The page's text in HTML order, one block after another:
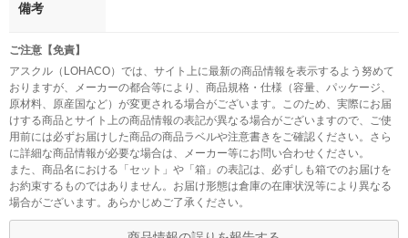
備考
ご注意【免責】
アスクル（LOHACO）では、サイト上に最新の商品情報を表示するよう努めて
おりますが、メーカーの都合等により、商品規格・仕様（容量、パッケージ、
原材料、原産国など）が変更される場合がございます。このため、実際にお届
けする商品とサイト上の商品情報の表記が異なる場合がございますので、ご使
用前には必ずお届けした商品の商品ラベルや注意書きをご確認ください。さら
に詳細な商品情報が必要な場合は、メーカー等にお問い合わせください。
また、商品名における「セット」や「箱」の表記は、必ずしも箱でのお届けを
お約束するものではありません。お届け形態は倉庫の在庫状況等により異なる
場合がございます。あらかじめご了承ください。